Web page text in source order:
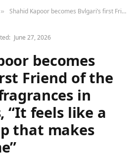
» Shahid Kapoor becomes Bvlgari’s first Friend of the House for fragrances in India; says, “It feels like a partnership that makes sense to me”
June 27, 2026
becomes
Friend of the
in
“It feels like a
that makes